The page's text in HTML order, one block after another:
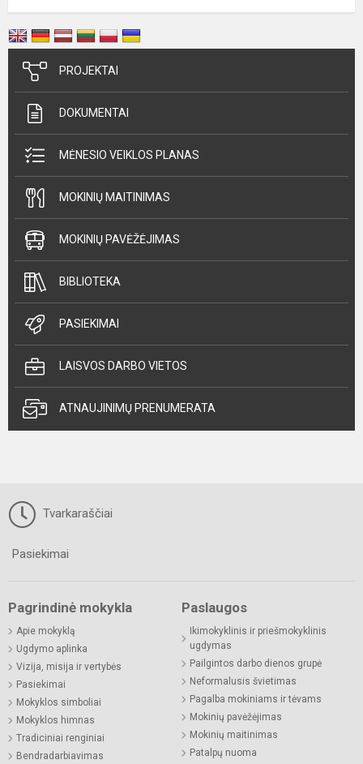
PROJEKTAI
DOKUMENTAI
MĖNESIO VEIKLOS PLANAS
MOKINIŲ MAITINIMAS
MOKINIŲ PAVĖŽĖJIMAS
BIBLIOTEKA
PASIEKIMAI
LAISVOS DARBO VIETOS
ATNAUJINIMŲ PRENUMERATA
Tvarkaraščiai
Pasiekimai
Pagrindinė mokykla
Apie mokyklą
Ugdymo aplinka
Vizija, misija ir vertybės
Pasiekimai
Mokyklos simboliai
Mokyklos himnas
Tradiciniai renginiai
Bendradarbiavimas
Paslaugos
Ikimokyklinis ir priešmokyklinis
ugdymas
Pailgintos darbo dienos grupė
Neformalusis švietimas
Pagalba mokiniams ir tėvams
Mokinių pavėžėjimas
Mokinių maitinimas
Patalpų nuoma